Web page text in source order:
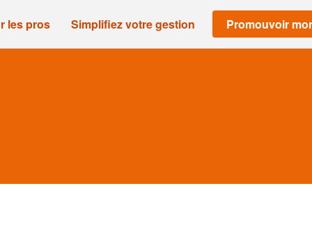
les pros Simplifiez votre gestion Promouvoir